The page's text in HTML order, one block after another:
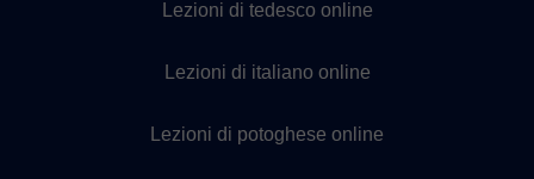
Lezioni di tedesco online
Lezioni di italiano online
Lezioni di potoghese online